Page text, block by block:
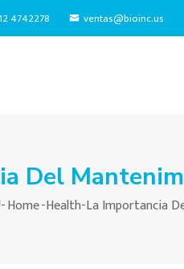
4742278 ventas@bioinc.us
Del
Home-Health-La Importancia